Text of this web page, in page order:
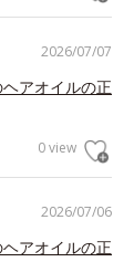
2026/07/07
アオイルの正
0 view
2026/07/06
アオイルの正